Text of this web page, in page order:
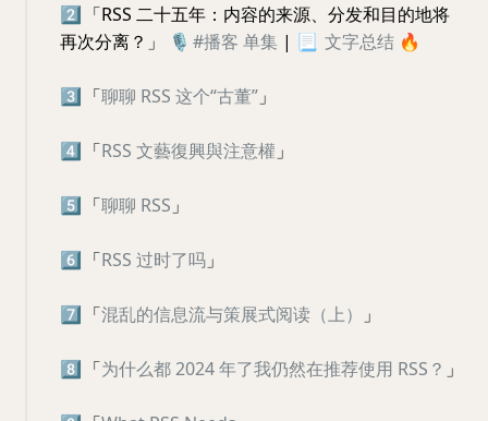
2️⃣ 「RSS 二十五年：内容的来源、分发和目的地将
再次分离？」
🎙 #播客 单集 | 📃 文字总结 🔥
3️⃣ 「聊聊 RSS 这个“古董” 」
4️⃣ 「RSS 文藝復興與注意權 」
5️⃣ 「聊聊 RSS 」
6️⃣ 「RSS 过时了吗 」
7️⃣ 「混乱的信息流与策展式阅读（上） 」
8️⃣ 「为什么都 2024 年了我仍然在推荐使用 RSS？ 」